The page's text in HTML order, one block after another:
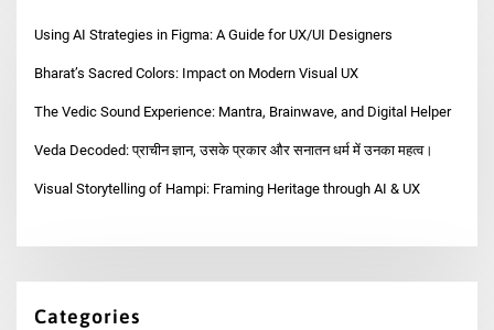
Using AI Strategies in Figma: A Guide for UX/UI Designers
Bharat’s Sacred Colors: Impact on Modern Visual UX
The Vedic Sound Experience: Mantra, Brainwave, and Digital Helper
Veda Decoded: प्राचीन ज्ञान, उसके प्रकार और सनातन धर्म में उनका महत्व।
Visual Storytelling of Hampi: Framing Heritage through AI & UX
Categories